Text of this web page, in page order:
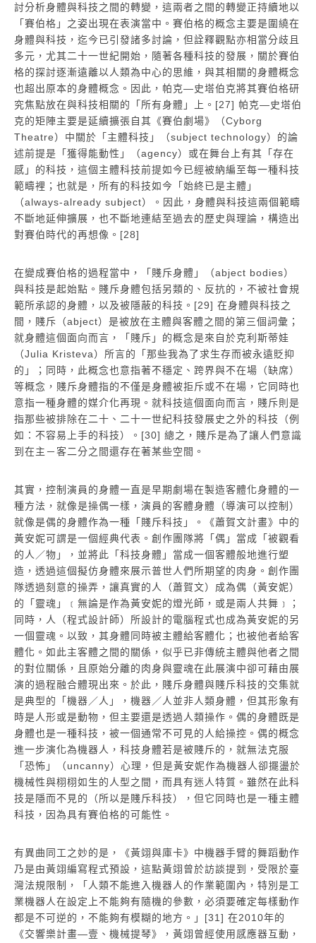
討分析身體與科技之間的轉變，這兩者之間的轉變正持續地以
「賽伯格」之姿出現在表演當中。賽伯格的概念主要是圍繞在
身體與科技，迄今已引發諸多討論，但詮釋觀點亦相當分歧且
多元，尤其二十一世紀開始，隨著各種科技的發展，關於賽伯
格的探討逐漸遠離以人類為中心的思維，與其相關的身體概念
也超出原本的身體概念。因此，帕克―史塔伯克將其賽伯格研
究焦點放在與科技相關的「所有身體」上。[27] 帕克―史塔伯
克的矩陣主要是延續擴張自其《賽伯劇場》（Cyborg
Theatre）中關於「主體科技」（subject technology）的論
述前提是「獲得能動性」（agency）或在舞台上有其「存在
感」的科技，這個主體科技前提如今已經被納編至每一種科技
範疇裡；也就是，所有的科技如今「始終已是主體」
（always-already subject）。因此，身體與科技這兩個範疇
不斷地延伸擴展，也不斷地連結至過去的歷史與理論，構造出
對賽伯時代的再想像。[28]
在變成賽伯格的過程當中，「賤斥身體」（abject bodies）
與科技是起始點。賤斥身體包括另類的、反抗的，不被社會規
範所承認的身體，以及被隱蔽的科技。[29] 在身體與科技之
間，賤斥（abject）是被放在主體與客體之間的第三個詞彙；
就身體這個面向而言，「賤斥」的概念是來自於克利斯蒂娃
（Julia Kristeva）所言的「那些我為了求生存而被永遠貶抑
的」；同時，此概念也意指著不穩定、跨界與不在場（缺席）
等概念，賤斥身體指的不僅是身體被拒斥或不在場，它同時也
意指一種身體的媒介化再現。就科技這個面向而言，賤斥則是
指那些被排除在二十、二十一世紀科技發展史之外的科技（例
如：不容易上手的科技）。[30] 總之，賤斥是為了讓人們意識
到在主－客二分之間還存在著某些空間。
其實，控制演員的身體一直是早期劇場在製造客體化身體的一
種方法，就像是操偶一樣，演員的客體身體（導演可以控制）
就像是偶的身體作為一種「賤斥科技」。《蕭賀文計畫》中的
黃安妮可謂是一個經典代表。創作團隊將「偶」當成「被觀看
的人／物」，並將此「科技身體」當成一個客體般地進行塑
造，透過這個擬仿身體來展示普世人們所期望的肉身。創作團
隊透過刻意的操弄，讓真實的人（蕭賀文）成為偶（黃安妮）
的「靈魂」﹝無論是作為黃安妮的燈光師，或是兩人共舞﹞；
同時，人（程式設計師）所設計的電腦程式也成為黃安妮的另
一個靈魂。以致，其身體同時被主體給客體化；也被他者給客
體化。如此主客體之間的關係，似乎已非傳統主體與他者之間
的對位關係，且原始分離的肉身與靈魂在此展演中卻可藉由展
演的過程融合體現出來。於此，賤斥身體與賤斥科技的交集就
是典型的「機器／人」，機器／人並非人類身體，但其形象有
時是人形或是動物，但主要還是透過人類操作。偶的身體既是
身體也是一種科技，被一個通常不可見的人給操控。偶的概念
進一步演化為機器人，科技身體若是被賤斥的，就無法克服
「恐怖」（uncanny）心理，但是黃安妮作為機器人卻擺盪於
機械性與栩栩如生的人型之間，而具有迷人特質。雖然在此科
技是隱而不見的（所以是賤斥科技），但它同時也是一種主體
科技，因為具有賽伯格的可能性。
有異曲同工之妙的是，《黃翊與庫卡》中機器手臂的舞蹈動作
乃是由黃翊編寫程式預設，這點黃翊曾於訪談提到，受限於臺
灣法規限制，「人類不能進入機器人的作業範圍內，特別是工
業機器人在設定上不能夠有隨機的參數，必須要確定每樣動作
都是不可逆的，不能夠有模糊的地方。」[31] 在2010年的
《交響樂計畫―壹、機械提琴》，黃翊曾經使用感應器互動，